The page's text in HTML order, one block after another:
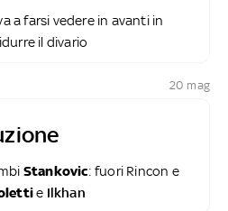
a farsi vedere in avanti in
il divario
20 mag
Stankovic: fuori Rincon e
e Ilkhan